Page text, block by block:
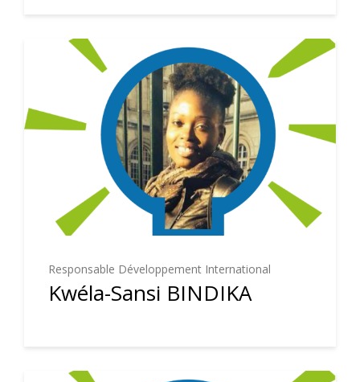
Responsable Développement International
Kwéla-Sansi BINDIKA